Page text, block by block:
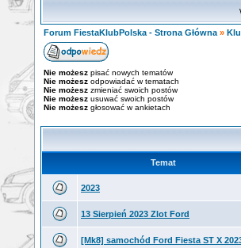
Forum FiestaKlubPolska - Strona Główna »
Nie możesz pisać nowych tematów
Nie możesz odpowiadać w tematach
Nie możesz zmieniać swoich postów
Nie możesz usuwać swoich postów
Nie możesz głosować w ankietach
Temat
2023
13 Sierpień 2023 Zlot Ford
[Mk8] samochód Ford Fiesta ST X